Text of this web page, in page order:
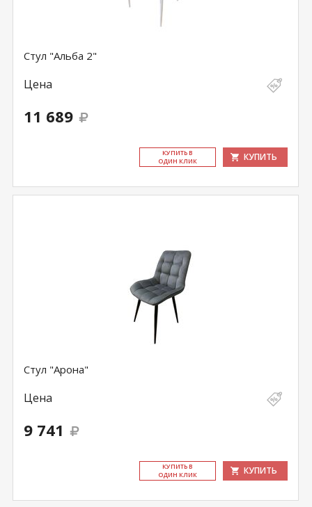
Стул "Альба 2"
Цена
11 689
КУ­ПИТЬ В
ОДИН КЛИК
КУПИТЬ
Стул "Арона"
Цена
9 741
КУ­ПИТЬ В
ОДИН КЛИК
КУПИТЬ